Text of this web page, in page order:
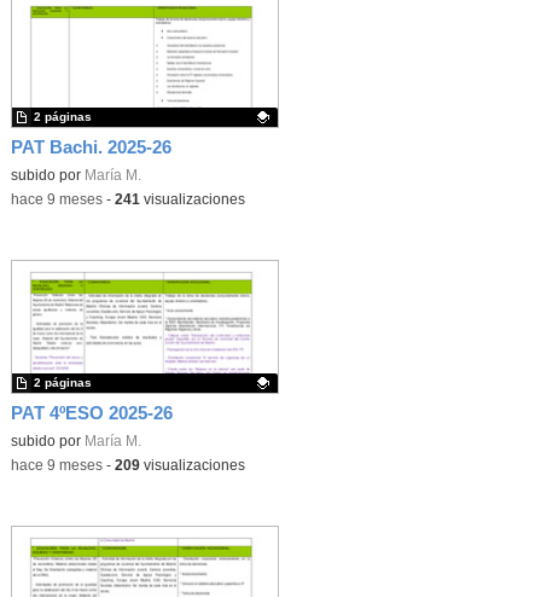
PAT Bachi. 2025-26
Contenido educativo.
subido por María M.
2 páginas
-hace 9 meses- 241 visualizaciones
PAT 4ºESO 2025-26
Contenido educativo.
subido por María M.
2 páginas
-hace 9 meses- 209visualizaciones